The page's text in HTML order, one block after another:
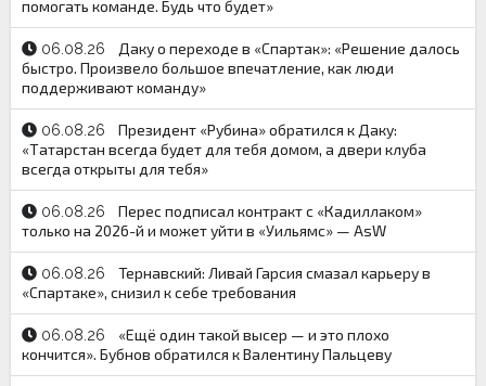
помогать команде. Будь что будет»
06.08.26
Даку о переходе в «Спартак»: «Решение далось
быстро. Произвело большое впечатление, как люди
поддерживают команду»
06.08.26
Президент «Рубина» обратился к Даку:
«Татарстан всегда будет для тебя домом, а двери клуба
всегда открыты для тебя»
06.08.26
Перес подписал контракт с «Кадиллаком»
только на 2026-й и может уйти в «Уильямс» — AsW
06.08.26
Тернавский: Ливай Гарсия смазал карьеру в
«Спартаке», снизил к себе требования
06.08.26
«Ещё один такой высер — и это плохо
кончится». Бубнов обратился к Валентину Пальцеву